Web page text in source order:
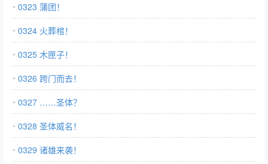
0323 蒲团！
0324 火葬棺！
0325 木匣子！
0326 跨门而去！
0327 ……圣体？
0328 圣体威名！
0329 诸雄来袭！